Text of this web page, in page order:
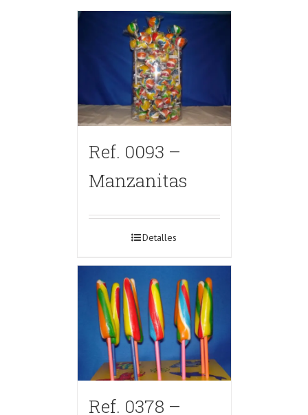
Ref. 0093 –
Manzanitas
Detalles
Ref. 0378 –